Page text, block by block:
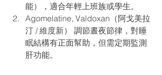
能），適合年輕上班族或學生。
Agomelatine, Valdoxan（阿戈美拉
汀 / 維度新） 調節晝夜節律，對睡
眠結構有正面幫助，但需定期監測
肝功能。